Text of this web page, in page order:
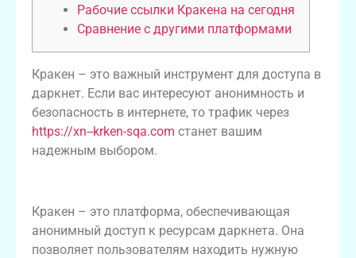
Рабочие ссылки Кракена на сегодня
Сравнение с другими платформами
Кракен – это важный инструмент для доступа в
даркнет. Если вас интересуют анонимность и
безопасность в интернете, то трафик через
https://xn--krken-sqa.com станет вашим
надежным выбором.
Кракен – это платформа, обеспечивающая
анонимный доступ к ресурсам даркнета. Она
позволяет пользователям находить нужную